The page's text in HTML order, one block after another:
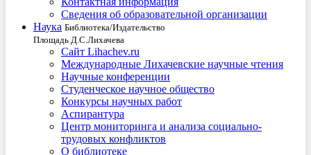
Сведения об образовательной организации
Наука Библиотека/Издательство
Площадь Д.С.Лихачева
Сайт Lihachev.ru
Международные Лихачевские научные чтения
Научные конференции
Студенческое научное общество
Конкурсы научных работ
Аспирантура
Центр мониторинга и анализа социально-
трудовых конфликтов
О библиотеке